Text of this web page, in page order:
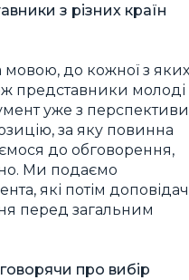
з різних країн
мовою, до кожної з яких
представники молоді
уже з перспективи
за яку повинна
до обговорення,
Ми подаємо
які потім доповідач
перед загальним
про вибір